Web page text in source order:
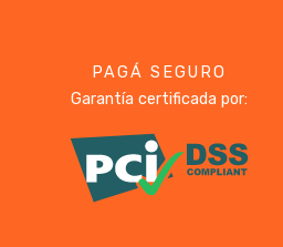
PAGÁ SEGURO
Garantía certificada por: